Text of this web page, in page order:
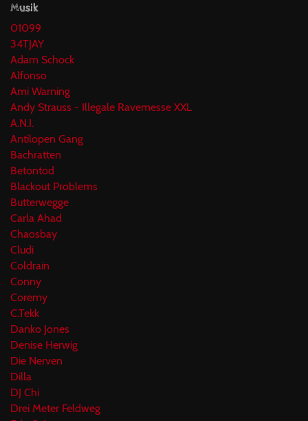
Musik
01099
34TJAY
Adam Schock
Alfonso
Ami Warning
Andy Strauss - Illegale Ravemesse XXL
A.N.I.
Antilopen Gang
Bachratten
Betontod
Blackout Problems
Butterwegge
Carla Ahad
Chaosbay
Cludi
Coldrain
Conny
Coremy
C.Tekk
Danko Jones
Denise Herwig
Die Nerven
Dilla
DJ Chi
Drei Meter Feldweg